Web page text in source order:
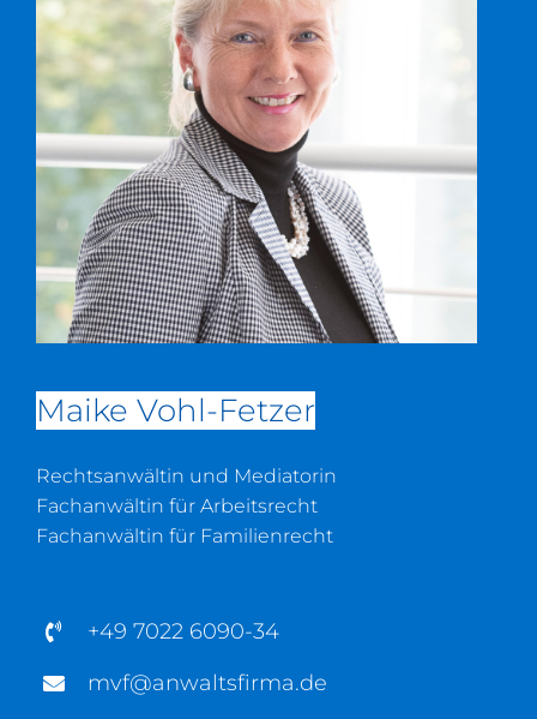
Maike Vohl-Fetzer
Rechtsanwältin und Mediatorin
Fachanwältin für Arbeitsrecht
Fachanwältin für Familienrecht
+49 7022 6090-34
mvf@anwaltsfirma.de